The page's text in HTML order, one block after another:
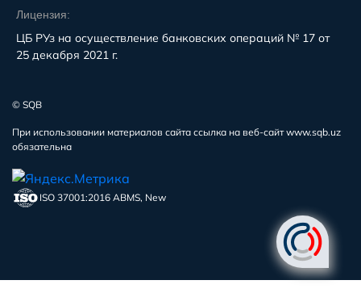
Лицензия:
ЦБ РУз на осуществление банковских операций № 17 от
25 декабря 2021 г.
© SQB
При использовании материалов сайта ссылка на веб-сайт www.sqb.uz
обязательна
ISO 37001:2016 ABMS, New